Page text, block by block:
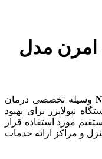
امرن مدل
وسیله تخصصی درمان
نبولایزر برای بهبود
مورد استفاده قرار
و مراکز ارائه خدمات